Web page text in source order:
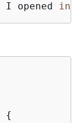
opened in
{